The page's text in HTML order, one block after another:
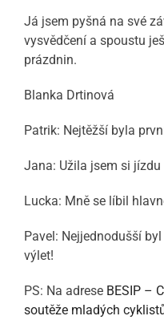
Já jsem pyšná na své
vysvědčení a spoustu
prázdnin.
Blanka Drtinová
Patrik: Nejtěžší byla
Jana: Užila jsem si
Lucka: Mně se líbil
Pavel: Nejjednodušší
výlet!
PS: Na adrese BESIP –
soutěže mladých